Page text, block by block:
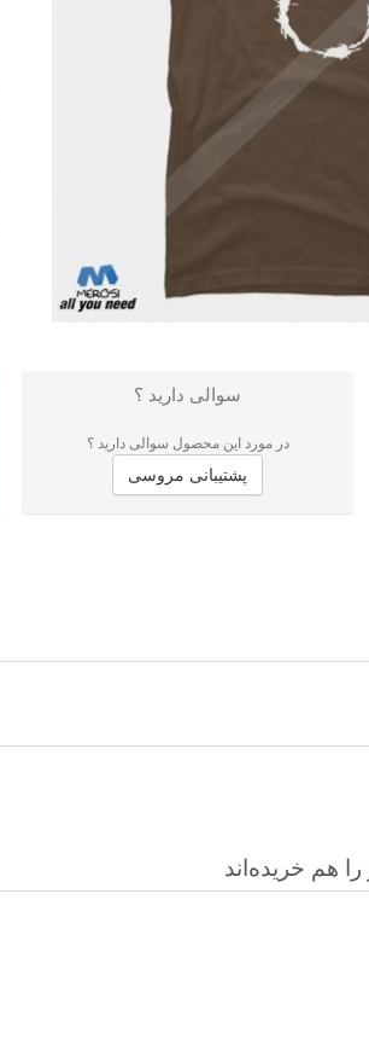
سوالی دارید ؟
در مورد این محصول سوالی دارید ؟
پشتیبانی مروسی
هم خریده‌اند